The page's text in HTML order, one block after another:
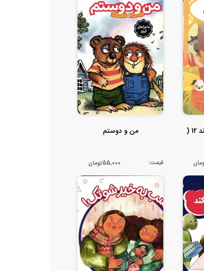
قصه ها عوض می شوند 12 (
من و دوستم
قیمت: 55,000تومان